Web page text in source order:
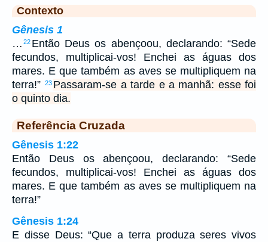
Contexto
Gênesis 1
… 22 Então Deus os abençoou, declarando: “Sede
fecundos, multiplicai-vos! Enchei as águas dos
mares. E que também as aves se multipliquem na
terra!”
23 Passaram-se a tarde e a manhã: esse foi
o quinto dia.
Referência Cruzada
Gênesis 1:22
Então Deus os abençoou, declarando: “Sede
fecundos, multiplicai-vos! Enchei as águas dos
mares. E que também as aves se multipliquem na
terra!”
Gênesis 1:24
E disse Deus: “Que a terra produza seres vivos